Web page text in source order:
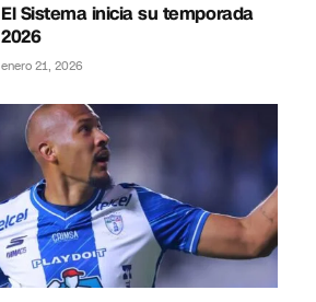
El Sistema inicia su temporada
2026
enero 21, 2026